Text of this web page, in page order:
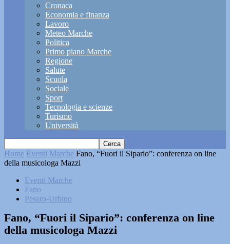
Cronaca
Economia e finanza
Lavoro
Meteo Marche
Politica
Primo piano Marche
Regione
Salute
Scuola
Sociale
Sport
Tecnologia e scienze
Turismo
Università
Home Eventi Marche Fano, “Fuori il Sipario”: conferenza on line
della musicologa Mazzi
Eventi Marche
Fano
Pesaro-Urbino
Fano, “Fuori il Sipario”: conferenza on line
della musicologa Mazzi